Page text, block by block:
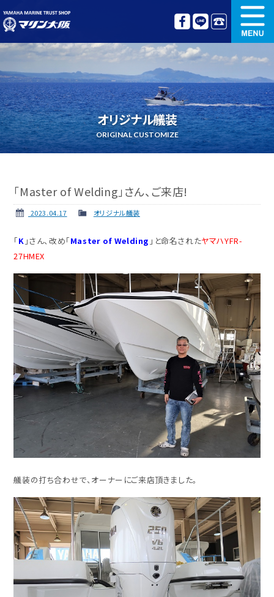
中古艇情報
オリジナル艤装 ボート免許講習
更新講習 クルージング情報
オリジナル艤装
ORIGINAL CUSTOMIZE
「Master of Welding」さん、ご来店!
2023.04.17 オリジナル艤装
「K 」さん、改め「Master of Welding 」と命名されたヤマハYFR-
27HMEX
艤装の打ち合わせで、オーナーにご来店頂きました。